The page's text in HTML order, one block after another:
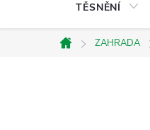
TĚSNĚNÍ
Domů
ZAHRADA